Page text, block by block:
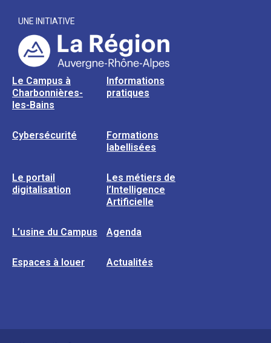
UNE INITIATIVE
Le Campus à
Charbonnières-
les-Bains
Informations
pratiques
Cybersécurité
Formations
labellisées
Le portail
digitalisation
Les métiers de
l’Intelligence
Artificielle
L’usine du Campus Agenda
Espaces à louer Actualités